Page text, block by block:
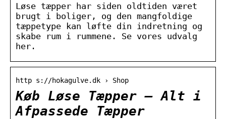
Løse tæpper har siden oldtiden været
brugt i boliger, og den mangfoldige
tæppetype kan løfte din indretning og
skabe rum i rummene. Se vores udvalg
her.
http s://hokagulve.dk › Shop
Køb Løse Tæpper – Alt i
Afpassede Tæpper